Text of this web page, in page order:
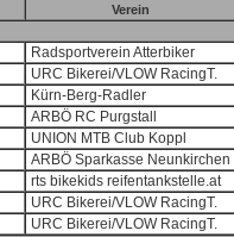
Verein
Radsportverein Atterbiker
URC Bikerei/VLOW RacingT.
Kürn-Berg-Radler
ARBÖ RC Purgstall
UNION MTB Club Koppl
ARBÖ Sparkasse Neunkirchen
rts bikekids reifentankstelle.at
URC Bikerei/VLOW RacingT.
URC Bikerei/VLOW RacingT.